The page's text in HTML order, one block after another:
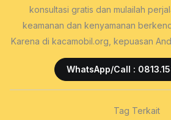
konsultasi gratis dan mulailah
keamanan dan kenyamanan
Karena di kacamobil.org, kepuasan
WhatsApp/Call :
Tag Terkait